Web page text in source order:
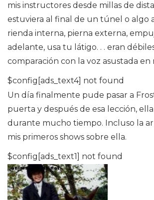
mis instructores desde millas de
estuviera al final de un túnel o algo
rienda interna, pierna externa,
adelante, usa tu látigo. . . eran
comparación con la voz asustada en
$config[ads_text4] not found
Un día finalmente pude pasar a
puerta y después de esa lección,
durante mucho tiempo. Incluso la
mis primeros shows sobre ella.
$config[ads_text1] not found